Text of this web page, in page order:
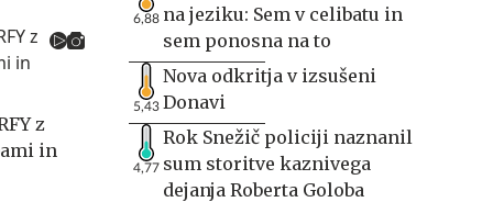
z
in
6,88 na jeziku: Sem v celibatu in
sem ponosna na to
5,43
Nova odkritja v izsušeni
Donavi
4,77
Rok Snežič policiji naznanil
sum storitve kaznivega
dejanja Roberta Goloba